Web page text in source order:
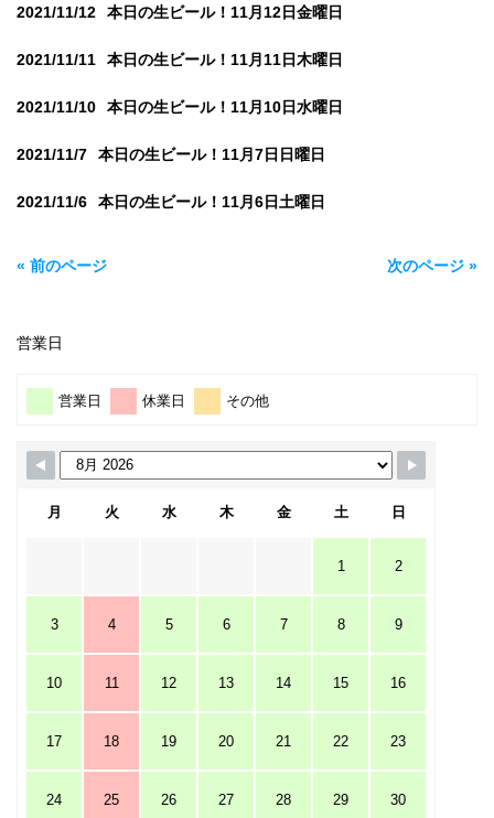
2021/11/12 本日の生ビール！11月12日金曜日
2021/11/11 本日の生ビール！11月11日木曜日
2021/11/10 本日の生ビール！11月10日水曜日
2021/11/7 本日の生ビール！11月7日日曜日
2021/11/6 本日の生ビール！11月6日土曜日
« 前のページ 次のページ »
営業日
営業日 休業日 その他
月 火 水 木 金 土 日
1 2
3 4 5 6 7 8 9
10 11 12 13 14 15 16
17 18 19 20 21 22 23
24 25 26 27 28 29 30